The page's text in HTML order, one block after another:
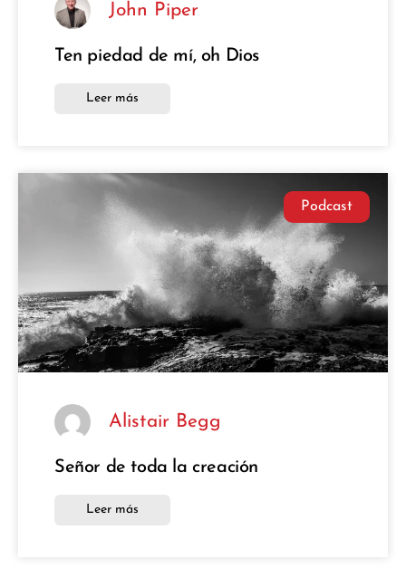
John Piper
Ten piedad de mí, oh Dios
Leer más
Podcast
Alistair Begg
Señor de toda la creación
Leer más